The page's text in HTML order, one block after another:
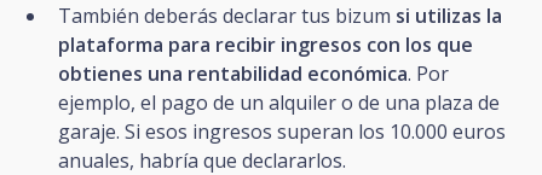
También deberás declarar tus bizum si utilizas la
plataforma para recibir ingresos con los que
obtienes una rentabilidad económica. Por
ejemplo, el pago de un alquiler o de una plaza de
garaje. Si esos ingresos superan los 10.000 euros
anuales, habría que declararlos.